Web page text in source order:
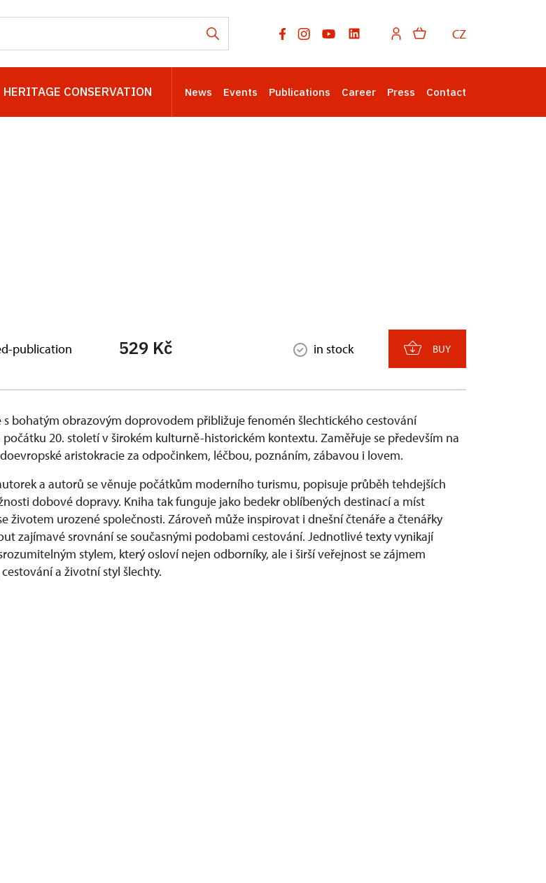
CZ
HERITAGE CONSERVATION News Events Publications Career Press Contact
publication 529 Kč in stock BUY
s bohatým obrazovým doprovodem přibližuje fenomén šlechtického cestování
počátku 20. století v širokém kulturně-historickém kontextu. Zaměřuje se především na
aristokracie za odpočinkem, léčbou, poznáním, zábavou i lovem.
a autorů se věnuje počátkům moderního turismu, popisuje průběh tehdejších
dobové dopravy. Kniha tak funguje jako bedekr oblíbených destinací a míst
životem urozené společnosti. Zároveň může inspirovat i dnešní čtenáře a čtenářky
zajímavé srovnání se současnými podobami cestování. Jednotlivé texty vynikají
stylem, který osloví nejen odborníky, ale i širší veřejnost se zájmem
a životní styl šlechty.